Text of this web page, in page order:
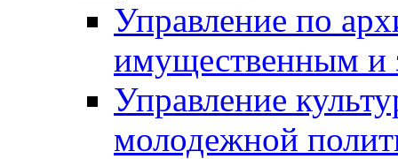
Управление по
имущественным и
Управление
молодежной